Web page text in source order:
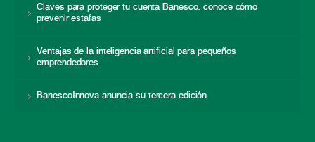
Claves para proteger tu cuenta Banesco: conoce cómo
prevenir estafas
Ventajas de la inteligencia artificial para pequeños
emprendedores
BanescoInnova anuncia su tercera edición